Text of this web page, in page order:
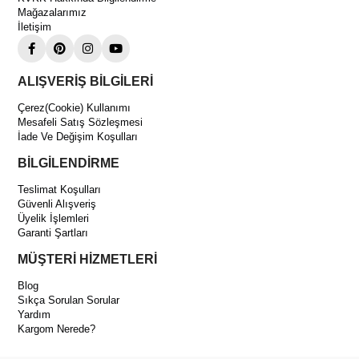
Derin Soğutma Uyumlu Stabil Performans
Düşük sıcaklık uygulamalarında güvenilir ve dengeli çalışma
sağlayarak profesyonel sistemler için uygundur.
Optimize edilmiş pistonlu yapı sayesinde enerji tüketimini dengeler ve
işletme maliyetlerini düşürür.
Kompakt ve Kolay Entegrasyon
entegrasyon sağlar.
Mağazalarımız
İletişim
ALIŞVERİŞ BİLGİLERİ
Çerez(Cookie) Kullanımı
Mesafeli Satış Sözleşmesi
İade Ve Değişim Koşulları
BİLGİLENDİRME
Teslimat Koşulları
Güvenli Alışveriş
Üyelik İşlemleri
Garanti Şartları
MÜŞTERİ HİZMETLERİ
Blog
Sıkça Sorulan Sorular
Yardım
Kargom Nerede?